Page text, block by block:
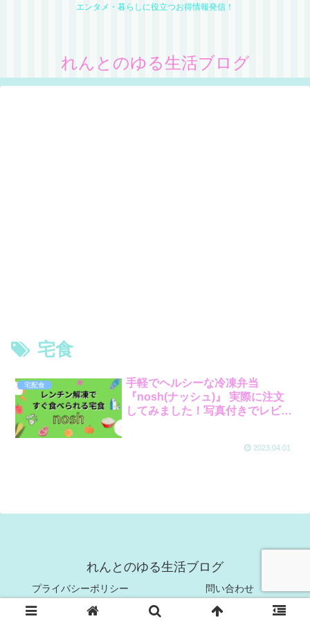
エンタメ・暮らしに役立つお得情報発信！
れんとのゆる生活ブログ
宅食
宅配食
手軽でヘルシーな冷凍弁当
『nosh(ナッシュ)』 実際に注文
してみました！写真付きでレビュ
2023.04.01
れんとのゆる生活ブログ
プライバシーポリシー 問い合わせ
© 2023 れんとのゆる生活ブログ.